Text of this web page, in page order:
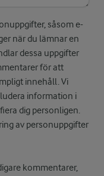
såsom e-
när du lämnar en
dessa uppgifter
för att
innehåll. Vi
information i
dig personligen.
av personuppgifter
kommentarer,